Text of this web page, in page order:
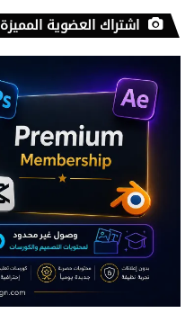
اشتراك العضوية المميزة